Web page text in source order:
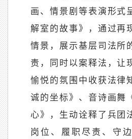
画、情景剧等表演形式
解室的故事》，通过再
情景，展示基层司法所
责，同时以案释法，让
愉悦的氛围中收获法律
诚的坐标》、音诗画舞
心》，生动诠释了兵团
岗位、履职尽责、守